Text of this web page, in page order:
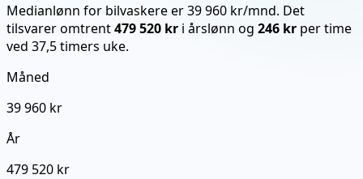
Medianlønn for bilvaskere er 39 960 kr/mnd. Det
tilsvarer omtrent479 520 kr i årslønn og 246 kr per time
ved 37,5 timers uke.
Måned
39 960 kr
År
479 520 kr